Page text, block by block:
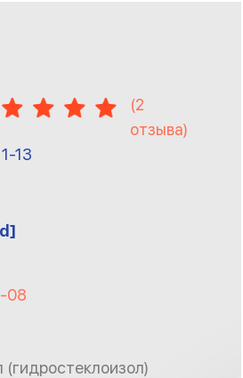
(2
отзыва)
13
08
(гидростеклоизол)